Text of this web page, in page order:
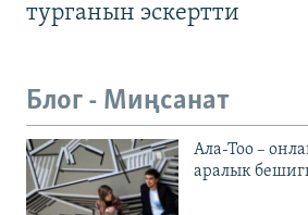
турганын эскертти
Блог - Миңсанат
Ала-Тоо –
аралык